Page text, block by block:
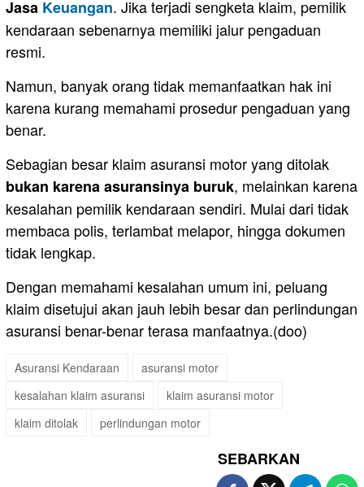
Jasa Keuangan. Jika terjadi sengketa klaim, pemilik
kendaraan sebenarnya memiliki jalur pengaduan
resmi.
Namun, banyak orang tidak memanfaatkan hak ini
karena kurang memahami prosedur pengaduan yang
benar.
Sebagian besar klaim asuransi motor yang ditolak
bukan karena asuransinya buruk, melainkan karena
kesalahan pemilik kendaraan sendiri. Mulai dari tidak
membaca polis, terlambat melapor, hingga dokumen
tidak lengkap.
Dengan memahami kesalahan umum ini, peluang
klaim disetujui akan jauh lebih besar dan perlindungan
asuransi benar-benar terasa manfaatnya.(doo)
Asuransi Kendaraan
asuransi motor
kesalahan klaim asuransi
klaim asuransi motor
klaim ditolak
perlindungan motor
SEBARKAN